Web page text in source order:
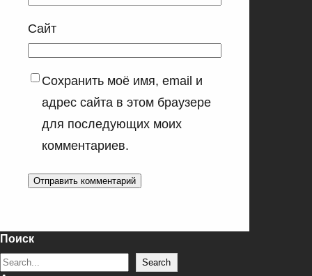
Сайт
Сохранить моё имя, email и
адрес сайта в этом браузере
для последующих моих
комментариев.
Поиск
S Search